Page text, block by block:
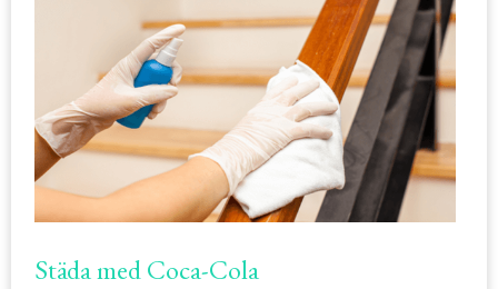
Städa med Coca-Cola